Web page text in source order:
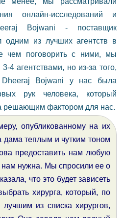
онлайн-исследований и
Bojwani - поставщик
одним из лучших агентств в
чем поговорить с ними, мы
4 агентствами, но из-за того,
Dheeraj Bojwani у нас была
рук человека, который
решающим фактором для нас.
опубликованному на их
дама теплым и чутким тоном
предоставить нам любую
нужна. Мы спросили ее о
что это будет зависеть
хирурга, который, по
из списка хирургов,